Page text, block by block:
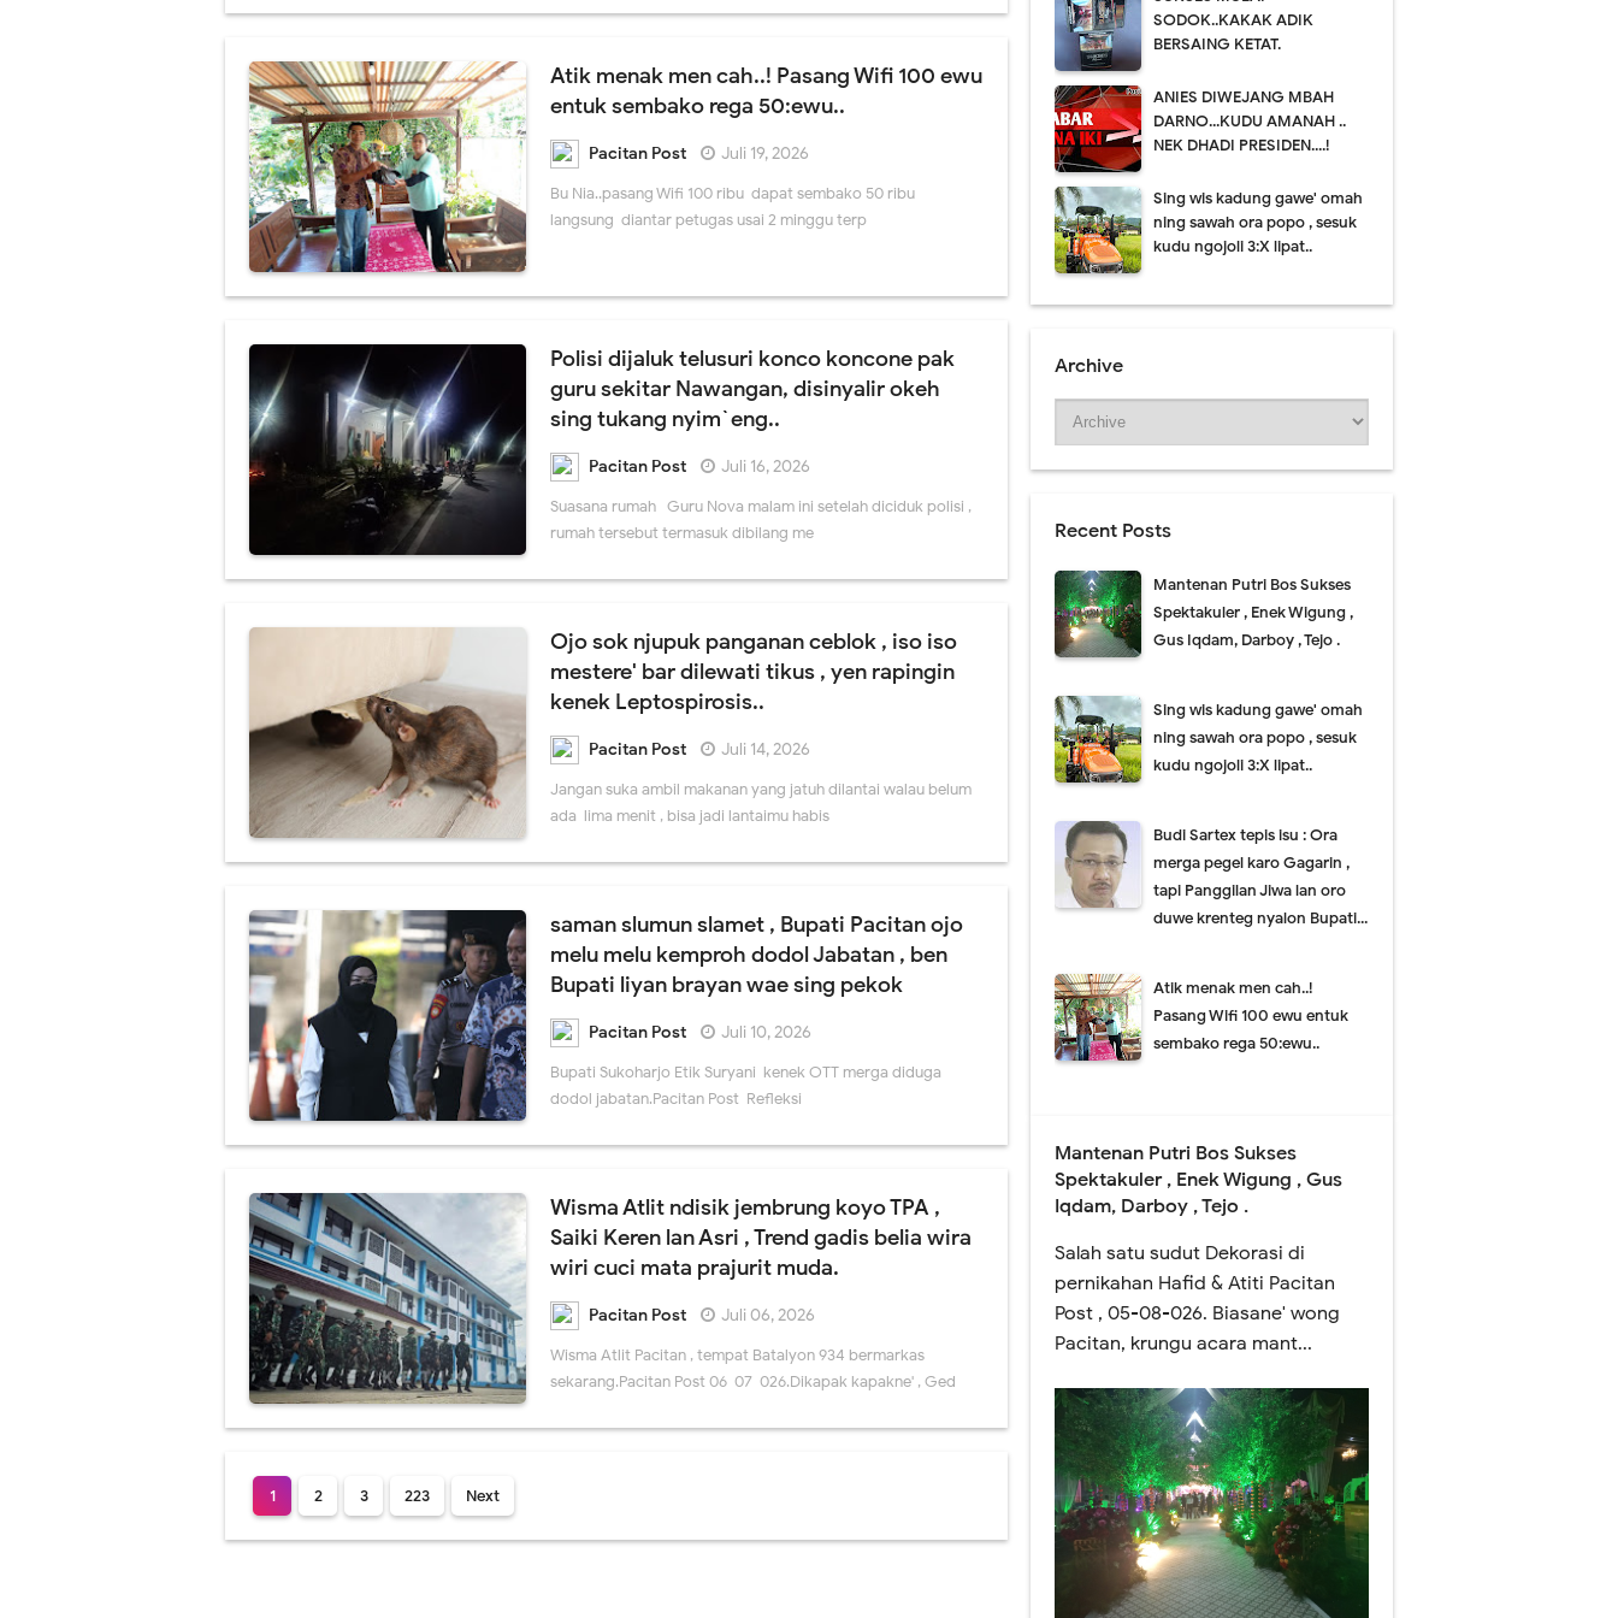
Wapres Gibran Muk Ajak Foto Bareng Kades..kesusu arep nyang Trenggalek..
ASB buktikan langsung kelokasi 2 pemilik lahan Goa Gong.
GIBRAN ..! urung Jelas lewat duwur opo lewat ngisor ,teka Pacitan kemis.
Mantenan Putri Bos Sukses Spektakuler , Enek Wigung , Gus Iqdam, Darboy , Tejo .
Thursday, 6 August
Atik menak men cah..! Pasang Wifi 100 ewu
entuk sembako rega 50:ewu..
Pacitan Post
Juli 19, 2026
Bu Nia..pasang Wifi 100 ribu dapat sembako 50 ribu
langsung diantar petugas usai 2 minggu terp
Polisi dijaluk telusuri konco koncone pak
guru sekitar Nawangan, disinyalir okeh
sing tukang nyim`eng..
Pacitan Post
Juli 16, 2026
Suasana rumah Guru Nova malam ini setelah diciduk polisi ,
rumah tersebut termasuk dibilang me
Ojo sok njupuk panganan ceblok , iso iso
mestere' bar dilewati tikus , yen rapingin
kenek Leptospirosis..
Pacitan Post
Juli 14, 2026
Jangan suka ambil makanan yang jatuh dilantai walau belum
ada lima menit , bisa jadi lantaimu habis
saman slumun slamet , Bupati Pacitan ojo
melu melu kemproh dodol Jabatan , ben
Bupati liyan brayan wae sing pekok
Pacitan Post
Juli 10, 2026
Bupati Sukoharjo Etik Suryani kenek OTT merga diduga
dodol jabatan.Pacitan Post Refleksi
Wisma Atlit ndisik jembrung koyo TPA ,
Saiki Keren lan Asri , Trend gadis belia wira
wiri cuci mata prajurit muda.
Pacitan Post
Juli 06, 2026
Wisma Atlit Pacitan , tempat Batalyon 934 bermarkas
sekarang.Pacitan Post 06-07-026.Dikapak kapakne' , Ged
1 2 3 223 Next
SODOK..KAKAK ADIK
BERSAING KETAT.
ANIES DIWEJANG MBAH
DARNO...KUDU AMANAH ..
NEK DHADI PRESIDEN....!
Sing wis kadung gawe' omah
ning sawah ora popo , sesuk
kudu ngojoli 3:X lipat..
Archive
Recent Posts
Mantenan Putri Bos Sukses
Spektakuler , Enek Wigung ,
Gus Iqdam, Darboy , Tejo .
Sing wis kadung gawe' omah
ning sawah ora popo , sesuk
kudu ngojoli 3:X lipat..
Budi Sartex tepis isu : Ora
merga pegel karo Gagarin ,
tapi Panggilan Jiwa lan oro
duwe krenteg nyalon Bupati...
Atik menak men cah..!
Pasang Wifi 100 ewu entuk
sembako rega 50:ewu..
Mantenan Putri Bos Sukses
Spektakuler , Enek Wigung , Gus
Iqdam, Darboy , Tejo .
Salah satu sudut Dekorasi di
pernikahan Hafid & Atiti Pacitan
Post , 05-08-026. Biasane' wong
Pacitan, krungu acara mant...